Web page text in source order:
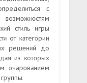
с
стиль игры
от категории
решений до
из которых
очарованием